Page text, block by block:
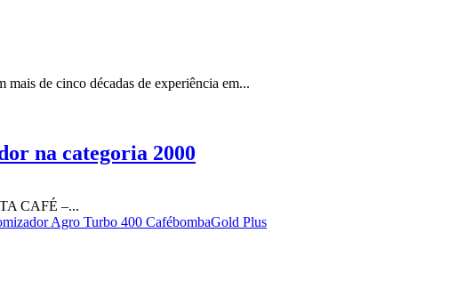
de cinco décadas de experiência em...
na categoria 2000
CAFÉ –...
Agro Turbo 400 CafébombaGold Plus